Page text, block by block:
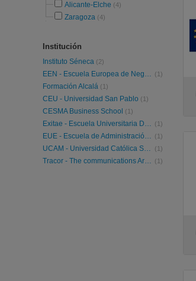
Alicante-Elche (4)
Zaragoza (4)
Institución
Instituto Séneca (2)
EEN - Escuela Europea de Negocios (1)
Formación Alcalá (1)
CEU - Universidad San Pablo (1)
CESMA Business School (1)
Exitae - Escuela Universitaria De Formación Abierta (1)
EUE - Escuela de Administración de Empresas - Business School (1)
UCAM - Universidad Católica San Antonio Murcia (1)
Tracor - The communications Arts Institute (1)